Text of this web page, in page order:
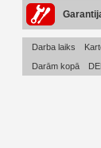
Darba laiks
Darām kopā